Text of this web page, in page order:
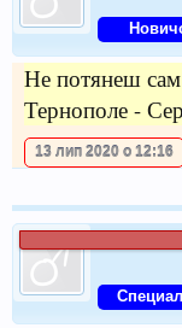
Не потянеш
Тернополе -
13 лип 2020 о 12:16